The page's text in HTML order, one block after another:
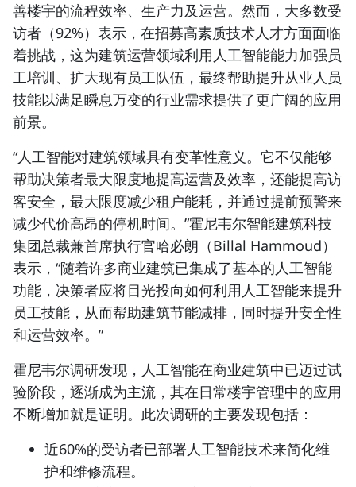
善楼宇的流程效率、生产力及运营。然而，大多数受
访者（92%）表示，在招募高素质技术人才方面面临
着挑战，这为建筑运营领域利用人工智能能力加强员
工培训、扩大现有员工队伍，最终帮助提升从业人员
技能以满足瞬息万变的行业需求提供了更广阔的应用
前景。
“人工智能对建筑领域具有变革性意义。它不仅能够
帮助决策者最大限度地提高运营及效率，还能提高访
客安全，最大限度减少租户能耗，并通过提前预警来
减少代价高昂的停机时间。”霍尼韦尔智能建筑科技
集团总裁兼首席执行官哈必朗（Billal Hammoud）
表示，“随着许多商业建筑已集成了基本的人工智能
功能，决策者应将目光投向如何利用人工智能来提升
员工技能，从而帮助建筑节能减排，同时提升安全性
和运营效率。”
霍尼韦尔调研发现，人工智能在商业建筑中已迈过试
验阶段，逐渐成为主流，其在日常楼宇管理中的应用
不断增加就是证明。此次调研的主要发现包括：
近60%的受访者已部署人工智能技术来简化维
护和维修流程。